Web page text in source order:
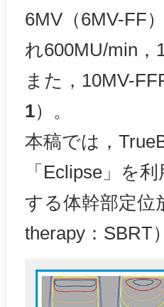
6MV（6MV-FF
れ600MU/min，
また，10MV-
1）。
本稿では，
「Eclipse」を
する体幹部定位
therapy：SBRT